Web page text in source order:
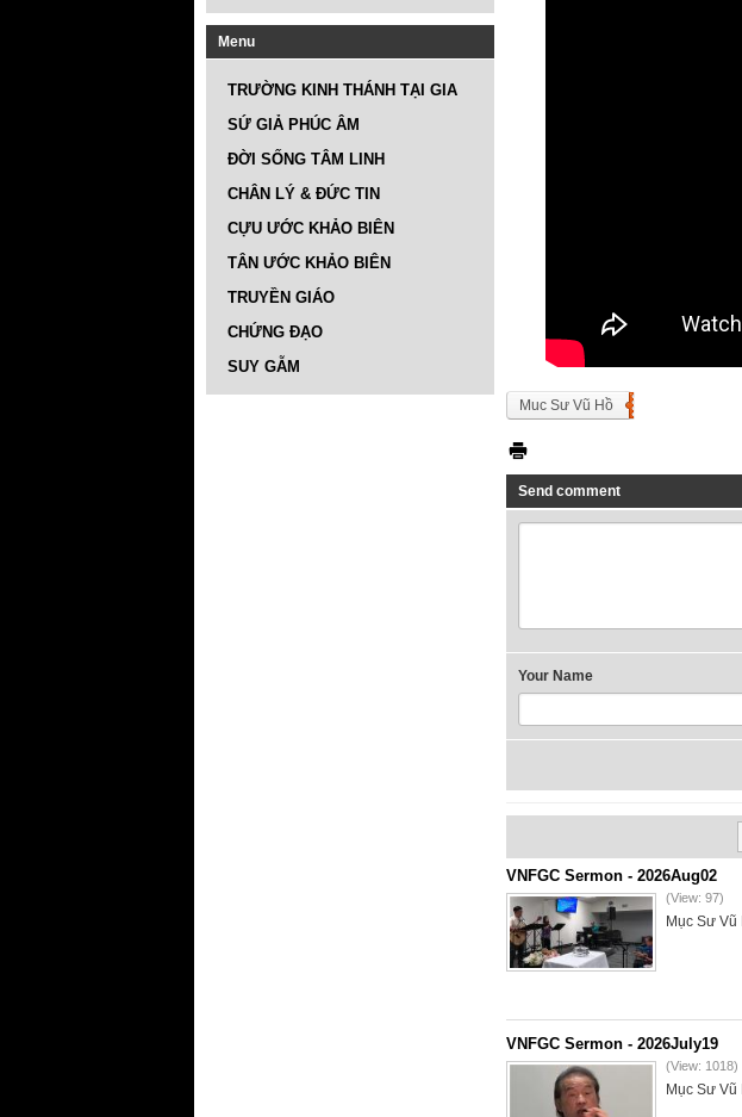
Menu
TRƯỜNG KINH THÁNH TẠI GIA
SỨ GIẢ PHÚC ÂM
ĐỜI SỐNG TÂM LINH
CHÂN LÝ & ĐỨC TIN
CỰU ƯỚC KHẢO BIÊN
TÂN ƯỚC KHẢO BIÊN
TRUYỀN GIÁO
CHỨNG ĐẠO
SUY GẪM
Muc Sư Vũ Hồ
Send comment
Your Name
VNFGC Sermon - 2026Aug02
(View: 97)
Mục Sư Vũ
VNFGC Sermon - 2026July19
(View: 1018)
Mục Sư Vũ